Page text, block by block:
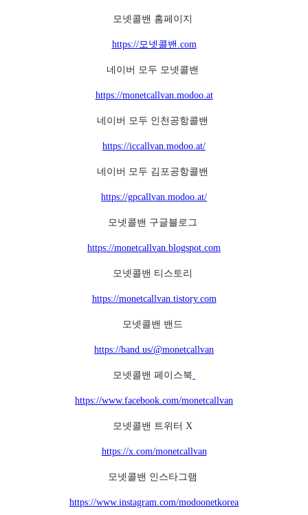
모넷콜밴 홈페이지
https://모넷콜밴.com
네이버 모두 모넷콜밴
https://monetcallvan.modoo.at
네이버 모두 인천공항콜밴
https://iccallvan.modoo.at/
네이버 모두 김포공항콜밴
https://gpcallvan.modoo.at/
모넷콜밴 구글블로그
https://monetcallvan.blogspot.com
모넷콜밴 티스토리
https://monetcallvan.tistory.com
모넷콜밴 밴드
https://band.us/@monetcallvan
모넷콜밴 페이스북
https://www.facebook.com/monetcallvan
모넷콜밴 트위터 X
https://x.com/monetcallvan
모넷콜밴 인스타그램
https://www.instagram.com/modoonetkorea